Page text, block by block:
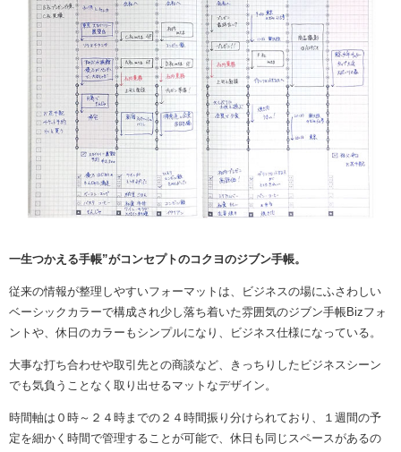
一生つかえる手帳”がコンセプトのコクヨのジブン手帳。
従来の情報が整理しやすいフォーマットは、
ビジネスの場にふさわしい
ベーシックカラーで構成され 少し落ち着いた雰囲気のジブン手帳Bizフォ
ントや、休日のカラーもシンプルになり、ビジネス仕様になっている。
大事な打ち合わせや取引先との商談など、
きっちりしたビジネスシーン
でも気負うことなく取り出せるマットなデザイン。
時間軸は０時～２４時までの２４時間振り分けられており、
１週間の予
定を細かく時間で管理することが可能で、 休日も同じスペースがあるの